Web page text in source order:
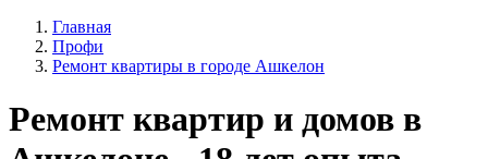
Главная
Профи
Ремонт квартиры в городе Ашкелон
Ремонт квартир и домов в